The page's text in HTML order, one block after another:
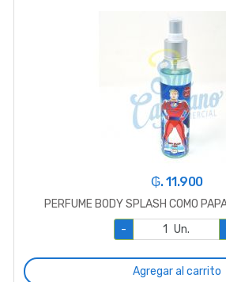
₲. 11.900
PERFUME BODY SPLASH COMO
-
Un.
Agregar al carrito